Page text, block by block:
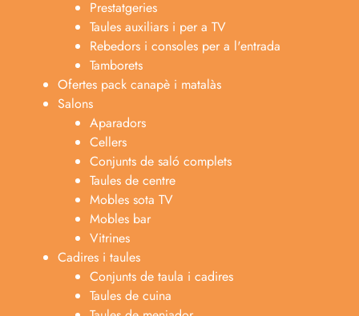
Prestatgeries
Taules auxiliars i per a TV
Rebedors i consoles per a l'entrada
Tamborets
Ofertes pack canapè i matalàs
Salons
Aparadors
Cellers
Conjunts de saló complets
Taules de centre
Mobles sota TV
Mobles bar
Vitrines
Cadires i taules
Conjunts de taula i cadires
Taules de cuina